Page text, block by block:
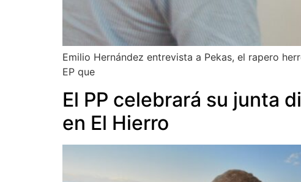
Emilio Hernández entrevista a Pekas, el rapero
EP que
El PP celebrará su junta
en El Hierro